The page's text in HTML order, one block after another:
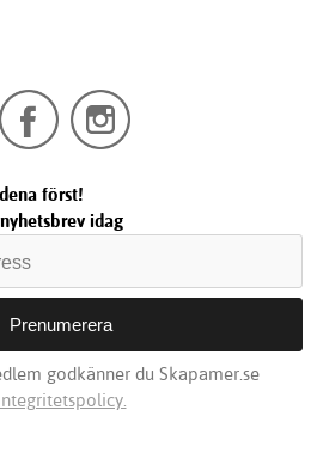
först!
idag
godkänner du Skapamer.se